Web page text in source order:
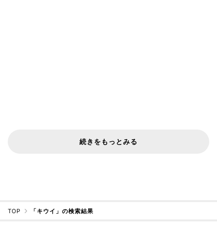
続きをもっとみる
TOP 「キウイ」の検索結果